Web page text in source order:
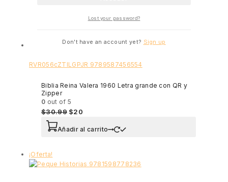
Añadir al carrito
Biblia Reina Valera 1960 Letra grande con QR y
Zipper
0 out of 5
$30.99 $20
Añadir al carrito
¡Oferta!
Lost your password?
Don't have an account yet? Sign up